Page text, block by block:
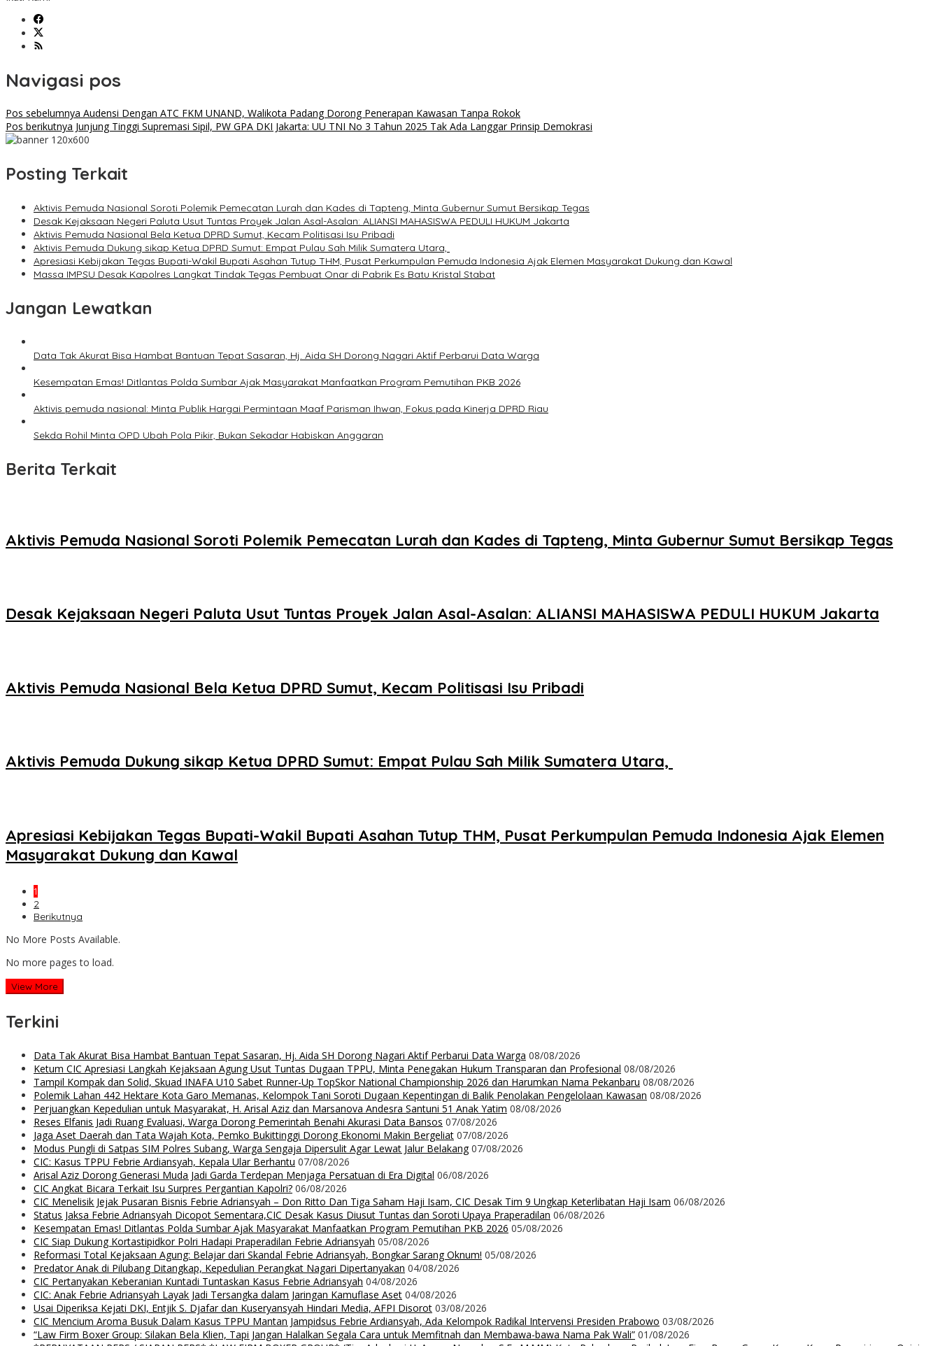
Navigasi pos
Pos sebelumnya Audensi Dengan ATC FKM UNAND, Walikota Padang Dorong Penerapan Kawasan Tanpa Rokok
Pos berikutnya Junjung Tinggi Supremasi Sipil, PW GPA DKI Jakarta: UU TNI No 3 Tahun 2025 Tak Ada Langgar Prinsip Demokrasi
Posting Terkait
Aktivis Pemuda Nasional Soroti Polemik Pemecatan Lurah dan Kades di Tapteng, Minta Gubernur Sumut Bersikap Tegas
Desak Kejaksaan Negeri Paluta Usut Tuntas Proyek Jalan Asal-Asalan: ALIANSI MAHASISWA PEDULI HUKUM Jakarta
Aktivis Pemuda Nasional Bela Ketua DPRD Sumut, Kecam Politisasi Isu Pribadi
Aktivis Pemuda Dukung sikap Ketua DPRD Sumut: Empat Pulau Sah Milik Sumatera Utara,
Apresiasi Kebijakan Tegas Bupati-Wakil Bupati Asahan Tutup THM, Pusat Perkumpulan Pemuda Indonesia Ajak Elemen Masyarakat Dukung dan Kawal
Massa IMPSU Desak Kapolres Langkat Tindak Tegas Pembuat Onar di Pabrik Es Batu Kristal Stabat
Jangan Lewatkan
Data Tak Akurat Bisa Hambat Bantuan Tepat Sasaran, Hj. Aida SH Dorong Nagari Aktif Perbarui Data Warga
Kesempatan Emas! Ditlantas Polda Sumbar Ajak Masyarakat Manfaatkan Program Pemutihan PKB 2026
Aktivis pemuda nasional: Minta Publik Hargai Permintaan Maaf Parisman Ihwan, Fokus pada Kinerja DPRD Riau
Sekda Rohil Minta OPD Ubah Pola Pikir, Bukan Sekadar Habiskan Anggaran
Berita Terkait
Aktivis Pemuda Nasional Soroti Polemik Pemecatan Lurah dan Kades di Tapteng, Minta Gubernur Sumut Bersikap Tegas
Desak Kejaksaan Negeri Paluta Usut Tuntas Proyek Jalan Asal-Asalan: ALIANSI MAHASISWA PEDULI HUKUM Jakarta
Aktivis Pemuda Nasional Bela Ketua DPRD Sumut, Kecam Politisasi Isu Pribadi
Aktivis Pemuda Dukung sikap Ketua DPRD Sumut: Empat Pulau Sah Milik Sumatera Utara,
Apresiasi Kebijakan Tegas Bupati-Wakil Bupati Asahan Tutup THM, Pusat Perkumpulan Pemuda Indonesia Ajak Elemen
Masyarakat Dukung dan Kawal
1
2
Berikutnya
No More Posts Available.
No more pages to load.
View More
Terkini
Data Tak Akurat Bisa Hambat Bantuan Tepat Sasaran, Hj. Aida SH Dorong Nagari Aktif Perbarui Data Warga 08/08/2026
Ketum CIC Apresiasi Langkah Kejaksaan Agung Usut Tuntas Dugaan TPPU, Minta Penegakan Hukum Transparan dan Profesional 08/08/2026
Tampil Kompak dan Solid, Skuad INAFA U10 Sabet Runner-Up TopSkor National Championship 2026 dan Harumkan Nama Pekanbaru 08/08/2026
Polemik Lahan 442 Hektare Kota Garo Memanas, Kelompok Tani Soroti Dugaan Kepentingan di Balik Penolakan Pengelolaan Kawasan 08/08/2026
Perjuangkan Kepedulian untuk Masyarakat, H. Arisal Aziz dan Marsanova Andesra Santuni 51 Anak Yatim 08/08/2026
Reses Elfanis Jadi Ruang Evaluasi, Warga Dorong Pemerintah Benahi Akurasi Data Bansos 07/08/2026
Jaga Aset Daerah dan Tata Wajah Kota, Pemko Bukittinggi Dorong Ekonomi Makin Bergeliat 07/08/2026
Modus Pungli di Satpas SIM Polres Subang, Warga Sengaja Dipersulit Agar Lewat Jalur Belakang 07/08/2026
CIC: Kasus TPPU Febrie Ardiansyah, Kepala Ular Berhantu 07/08/2026
Arisal Aziz Dorong Generasi Muda Jadi Garda Terdepan Menjaga Persatuan di Era Digital 06/08/2026
CIC Angkat Bicara Terkait Isu Surpres Pergantian Kapolri? 06/08/2026
CIC Menelisik Jejak Pusaran Bisnis Febrie Adriansyah – Don Ritto Dan Tiga Saham Haji Isam, CIC Desak Tim 9 Ungkap Keterlibatan Haji Isam 06/08/2026
Status Jaksa Febrie Adriansyah Dicopot Sementara,CIC Desak Kasus Diusut Tuntas dan Soroti Upaya Praperadilan 06/08/2026
Kesempatan Emas! Ditlantas Polda Sumbar Ajak Masyarakat Manfaatkan Program Pemutihan PKB 2026 05/08/2026
CIC Siap Dukung Kortastipidkor Polri Hadapi Praperadilan Febrie Adriansyah 05/08/2026
Reformasi Total Kejaksaan Agung: Belajar dari Skandal Febrie Adriansyah, Bongkar Sarang Oknum! 05/08/2026
Predator Anak di Pilubang Ditangkap, Kepedulian Perangkat Nagari Dipertanyakan 04/08/2026
CIC Pertanyakan Keberanian Kuntadi Tuntaskan Kasus Febrie Adriansyah 04/08/2026
CIC: Anak Febrie Adriansyah Layak Jadi Tersangka dalam Jaringan Kamuflase Aset 04/08/2026
Usai Diperiksa Kejati DKI, Entjik S. Djafar dan Kuseryansyah Hindari Media, AFPI Disorot 03/08/2026
CIC Mencium Aroma Busuk Dalam Kasus TPPU Mantan Jampidsus Febrie Ardiansyah, Ada Kelompok Radikal Intervensi Presiden Prabowo 03/08/2026
“Law Firm Boxer Group: Silakan Bela Klien, Tapi Jangan Halalkan Segala Cara untuk Memfitnah dan Membawa-bawa Nama Pak Wali” 01/08/2026